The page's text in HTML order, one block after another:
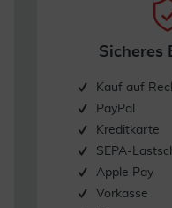
Sicheres
Kauf auf
PayPal
Kreditkarte
SEPA-
Apple Pay
Vorkasse